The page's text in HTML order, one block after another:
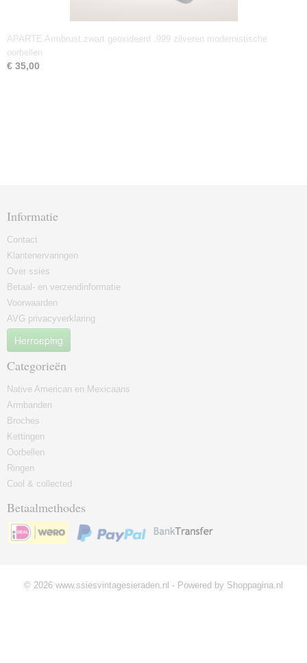
APARTE Armbrust zwart geoxideerd .999 zilveren modernistische
oorbellen
€ 35,00
Informatie
Contact
Klantenervaringen
Over ssies
Betaal- en verzendinformatie
Voorwaarden
AVG privacyverklaring
Herroeping
Categorieën
Native American en Mexicaans
Armbanden
Broches
Kettingen
Oorbellen
Ringen
Cool & collected
Betaalmethodes
© 2026 www.ssiesvintagesieraden.nl - Powered by Shoppagina.nl